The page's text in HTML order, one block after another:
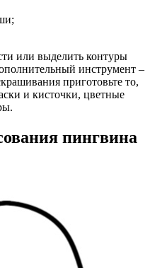
или выделить контуры
инструмент –
приготовьте то,
и кисточки, цветные
пингвина